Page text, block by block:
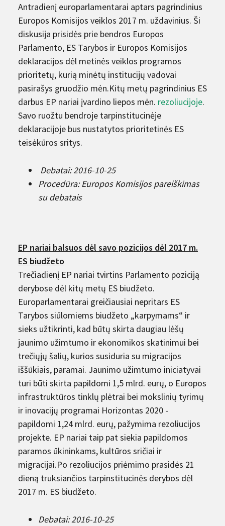
Antradienį europarlamentarai aptars pagrindinius
Europos Komisijos veiklos 2017 m. uždavinius. Ši
diskusija prisidės prie bendros Europos
Parlamento, ES Tarybos ir Europos Komisijos
deklaracijos dėl metinės veiklos programos
prioritetų, kurią minėtų institucijų vadovai
pasirašys gruodžio mėn.Kitų metų pagrindinius ES
darbus EP nariai įvardino liepos mėn. rezoliucijoje.
Savo ruožtu bendroje tarpinstitucinėje
deklaracijoje bus nustatytos prioritetinės ES
teisėkūros sritys.
Debatai: 2016-10-25
Procedūra: Europos Komisijos pareiškimas
su debatais
EP nariai balsuos dėl savo pozicijos dėl 2017 m.
ES biudžeto
Trečiadienį EP nariai tvirtins Parlamento poziciją
derybose dėl kitų metų ES biudžeto.
Europarlamentarai greičiausiai nepritars ES
Tarybos siūlomiems biudžeto „karpymams“ ir
sieks užtikrinti, kad būtų skirta daugiau lėšų
jaunimo užimtumo ir ekonomikos skatinimui bei
trečiųjų šalių, kurios susiduria su migracijos
iššūkiais, paramai. Jaunimo užimtumo iniciatyvai
turi būti skirta papildomi 1,5 mlrd. eurų, o Europos
infrastruktūros tinklų plėtrai bei mokslinių tyrimų
ir inovacijų programai Horizontas 2020 -
papildomi 1,24 mlrd. eurų, pažymima rezoliucijos
projekte. EP nariai taip pat siekia papildomos
paramos ūkininkams, kultūros sričiai ir
migracijai.Po rezoliucijos priėmimo prasidės 21
dieną truksiančios tarpinstitucinės derybos dėl
2017 m. ES biudžeto.
Debatai: 2016-10-25